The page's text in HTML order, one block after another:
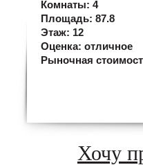
Комнаты: 4
Площадь: 87.8
Этаж: 12
Оценка: отличное
Рыночная
Хочу